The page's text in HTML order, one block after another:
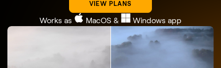
VIEW PLANS
Works as MacOS & Windows app